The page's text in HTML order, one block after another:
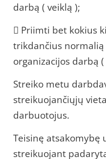
darbą ( veiklą );
 Priimti bet kokius
trikdančius normalią
organizacijos darbą (
Streiko metu
streikuojančiųjų
darbuotojus.
Teisinę atsakomybę
streikuojant